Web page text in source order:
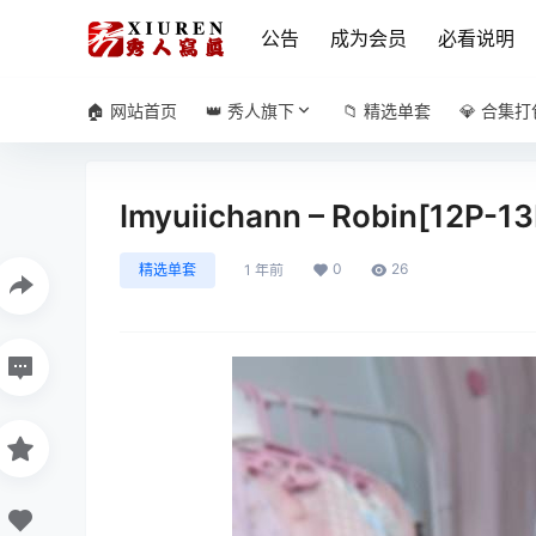
公告 成为会员 必看说明
🏠 网站首页 👑 秀人旗下 📁 精选单套 💎 合集打
Imyuiichann – Robin[12P-
精选单套 1 年前 0 26